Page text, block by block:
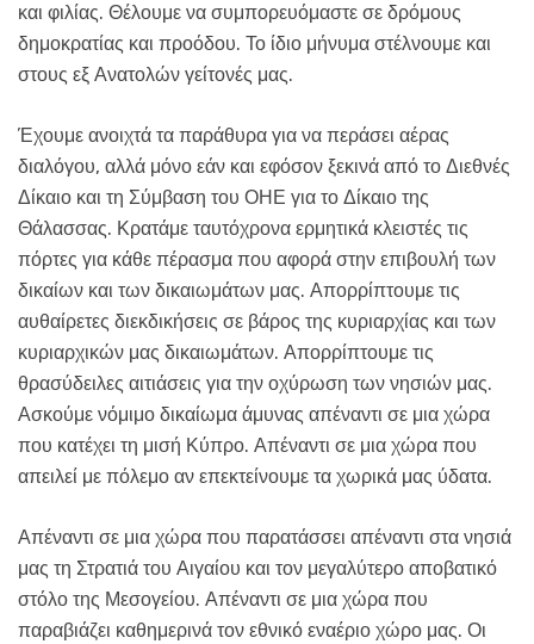
και φιλίας. Θέλουμε να συμπορευόμαστε σε δρόμους
δημοκρατίας και προόδου. Το ίδιο μήνυμα στέλνουμε και
στους εξ Ανατολών γείτονές μας.
Έχουμε ανοιχτά τα παράθυρα για να περάσει αέρας
διαλόγου, αλλά μόνο εάν και εφόσον ξεκινά από το Διεθνές
Δίκαιο και τη Σύμβαση του ΟΗΕ για το Δίκαιο της
Θάλασσας. Κρατάμε ταυτόχρονα ερμητικά κλειστές τις
πόρτες για κάθε πέρασμα που αφορά στην επιβουλή των
δικαίων και των δικαιωμάτων μας. Απορρίπτουμε τις
αυθαίρετες διεκδικήσεις σε βάρος της κυριαρχίας και των
κυριαρχικών μας δικαιωμάτων. Απορρίπτουμε τις
θρασύδειλες αιτιάσεις για την οχύρωση των νησιών μας.
Ασκούμε νόμιμο δικαίωμα άμυνας απέναντι σε μια χώρα
που κατέχει τη μισή Κύπρο. Απέναντι σε μια χώρα που
απειλεί με πόλεμο αν επεκτείνουμε τα χωρικά μας ύδατα.
Απέναντι σε μια χώρα που παρατάσσει απέναντι στα νησιά
μας τη Στρατιά του Αιγαίου και τον μεγαλύτερο αποβατικό
στόλο της Μεσογείου. Απέναντι σε μια χώρα που
παραβιάζει καθημερινά τον εθνικό εναέριο χώρο μας. Οι